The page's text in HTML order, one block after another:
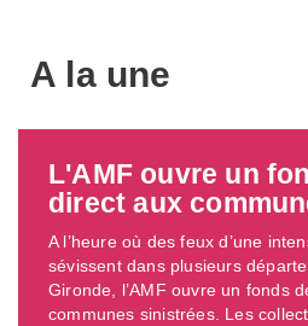
A la une
L'AMF ouvre un
direct aux
A l’heure où des feux d’une
sévissent dans plusieurs
Gironde, l’AMF ouvre un fonds
communes sinistrées. Les